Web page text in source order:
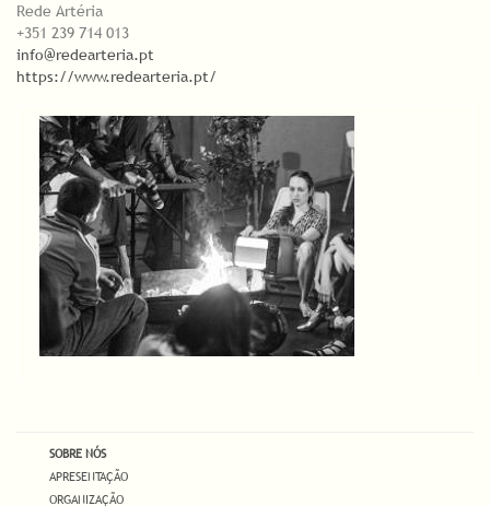
Rede Artéria
+351 239 714 013
info@redearteria.pt
https://www.redearteria.pt/
SOBRE NÓS
APRESENTAÇÃO
ORGANIZAÇÃO